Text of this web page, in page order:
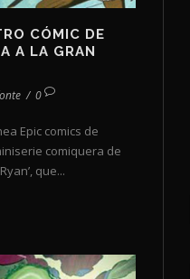
CÓMIC DE
A LA GRAN
/ 0
Epic comics de
comiquera de
que...